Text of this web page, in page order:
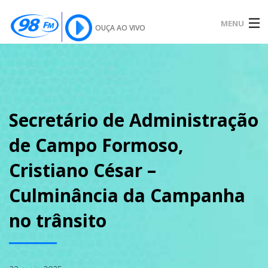
OUÇA AO VIVO MENU
SOBRE
PODCAST
Secretário de Administração
de Campo Formoso,
Cristiano César –
Culminância da Campanha
no trânsito